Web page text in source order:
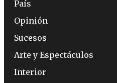
País
Opinión
Sucesos
Arte y Espectáculos
Interior